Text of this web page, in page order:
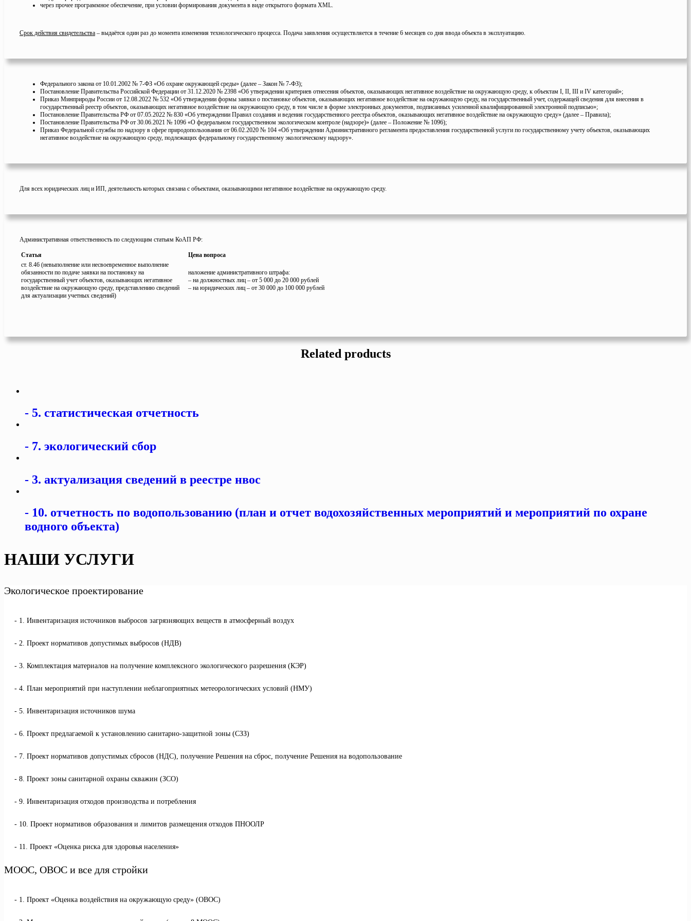
через прочее программное обеспечение, при условии формирования документа в виде открытого формата XML.
Срок действия свидетельства – выдаётся один раз до момента изменения технологического процесса. Подача заявления осуществляется в течение 6 месяцев со дня ввода объекта в эксплуатацию.
Федерального закона от 10.01.2002 № 7-ФЗ «Об охране окружающей среды» (далее – Закон № 7-ФЗ);
Постановление Правительства Российской Федерации от 31.12.2020 № 2398 «Об утверждении критериев отнесения объектов, оказывающих негативное воздействие на окружающую среду, к объектам I, II, III и IV категорий»;
Приказ Минприроды России от 12.08.2022 № 532 «Об утверждении формы заявки о постановке объектов, оказывающих негативное воздействие на окружающую среду, на государственный учет, содержащей сведения для внесения в
государственный реестр объектов, оказывающих негативное воздействие на окружающую среду, в том числе в форме электронных документов, подписанных усиленной квалифицированной электронной подписью»;
Постановление Правительства РФ от 07.05.2022 № 830 «Об утверждении Правил создания и ведения государственного реестра объектов, оказывающих негативное воздействие на окружающую среду» (далее – Правила);
Постановление Правительства РФ от 30.06.2021 № 1096 «О федеральном государственном экологическом контроле (надзоре)» (далее – Положение № 1096);
Приказ Федеральной службы по надзору в сфере природопользования от 06.02.2020 № 104 «Об утверждении Административного регламента предоставления государственной услуги по государственному учету объектов, оказывающих
негативное воздействие на окружающую среду, подлежащих федеральному государственному экологическому надзору».
Для всех юридических лиц и ИП, деятельность которых связана с объектами, оказывающими негативное воздействие на окружающую среду.
Административная ответственность по следующим статьям КоАП РФ:
Статья
Цена вопроса
ст. 8.46 (невыполнение или несвоевременное выполнение
обязанности по подаче заявки на постановку на
государственный учет объектов, оказывающих негативное
воздействие на окружающую среду, представлению сведений
для актуализации учетных сведений)
наложение административного штрафа:
– на должностных лиц – от 5 000 до 20 000 рублей
– на юридических лиц – от 30 000 до 100 000 рублей
Related products
5. статистическая отчетность
7. экологический сбор
3. актуализация сведений в реестре нвос
10. отчетность по водопользованию (план и отчет водохозяйственных мероприятий и мероприятий по охране
водного объекта)
НАШИ УСЛУГИ
Экологическое проектирование
1. Инвентаризация источников выбросов загрязняющих веществ в атмосферный воздух
2. Проект нормативов допустимых выбросов (НДВ)
3. Комплектация материалов на получение комплексного экологического разрешения (КЭР)
4. План мероприятий при наступлении неблагоприятных метеорологических условий (НМУ)
5. Инвентаризация источников шума
6. Проект предлагаемой к установлению санитарно-защитной зоны (СЗЗ)
7. Проект нормативов допустимых сбросов (НДС), получение Решения на сброс, получение Решения на водопользование
8. Проект зоны санитарной охраны скважин (ЗСО)
9. Инвентаризация отходов производства и потребления
10. Проект нормативов образования и лимитов размещения отходов ПНООЛР
11. Проект «Оценка риска для здоровья населения»
МООС, ОВОС и все для стройки
1. Проект «Оценка воздействия на окружающую среду» (ОВОС)